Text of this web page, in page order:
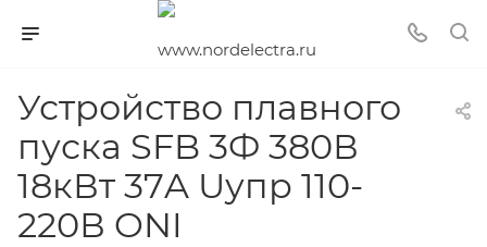
Устройство плавного
пуска SFB 3Ф 380В
18кВт 37A Uупр 110-
220В ONI